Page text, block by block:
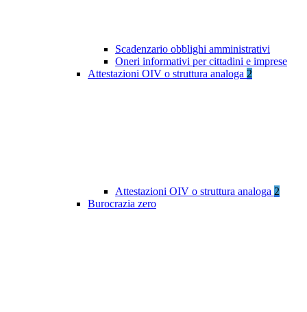
Scadenzario obblighi amministrativi
Oneri informativi per cittadini e imprese
Attestazioni OIV o struttura analoga 2
Attestazioni OIV o struttura analoga 2
Burocrazia zero